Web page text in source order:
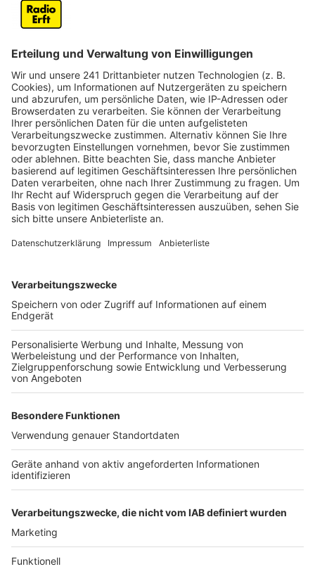
Nachwuchswettbewerb geplant. Ein besonderes
Highlight sind die Classic Nights, die beliebten Open-
Neu im Programm ist das Projekt „Brauweiler Young
Classic“. Hier präsentieren sich Nachwuchsmusiker vor
Publikum und erhalten die Möglichkeit, ihr Können
unter professionellen Bedingungen zu zeigen.
Der Freundeskreis Abtei Brauweiler möchte mit
seinem vielfältigen Angebot Kulturinteressierte aus
der Region ansprechen und die Abtei als kulturellen
Treffpunkt weiter etablieren.
©Radio Erft
Der Freundeskreis Abtei Brauweiler hat sein neues
Kulturprogramm vorgestellt
Anzeige
Anzeige
Regierungspräsident Wilk hört auf
Arbeitsmarkt im Rhein-Erft-Kreis bleibt stabil
Lichtspielfreunde eröffnen Kino in Efferen
Anzeige